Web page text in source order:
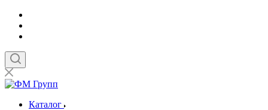
Каталог